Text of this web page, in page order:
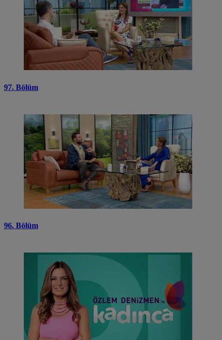
97. Bölüm
96. Bölüm